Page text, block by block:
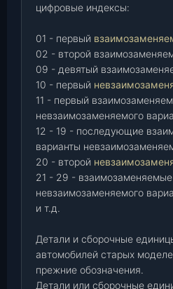
цифровые индексы:
01 - первый
02 - второй
09 - девятый
10 - первый
11 - первый
невзаимозаменяемого
12 - 19 - последующие
варианты
20 - второй
21 - 29 - взаимозаменяемые
невзаимозаменяемого
и т.д.
Детали и сборочные
автомобилей старых
прежние обозначения.
Детали или сборочные